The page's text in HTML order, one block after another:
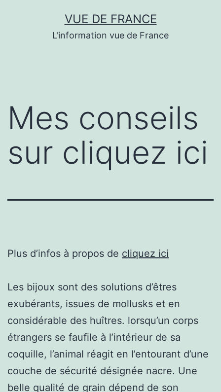
VUE DE FRANCE
L'information vue de France
Mes conseils
sur cliquez ici
Plus d’infos à propos de cliquez ici
Les bijoux sont des solutions d’êtres
exubérants, issues de mollusks et en
considérable des huîtres. lorsqu’un corps
étrangers se faufile à l’intérieur de sa
coquille, l’animal réagit en l’entourant d’une
couche de sécurité désignée nacre. Une
belle qualité de grain dépend de son